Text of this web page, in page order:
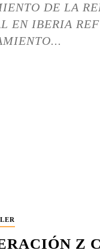
DE LA
EN IBERIA
Z